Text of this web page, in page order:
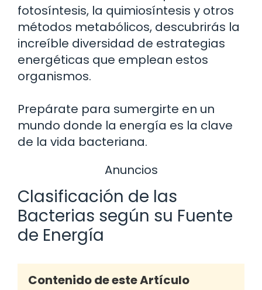
fotosíntesis, la quimiosíntesis y otros
métodos metabólicos, descubrirás la
increíble diversidad de estrategias
energéticas que emplean estos
organismos.
Prepárate para sumergirte en un
mundo donde la energía es la clave
de la vida bacteriana.
Anuncios
Clasificación de las
Bacterias según su Fuente
de Energía
Contenido de este Artículo